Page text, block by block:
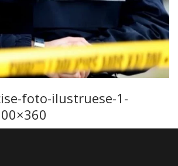
foto-ilustruese-1-